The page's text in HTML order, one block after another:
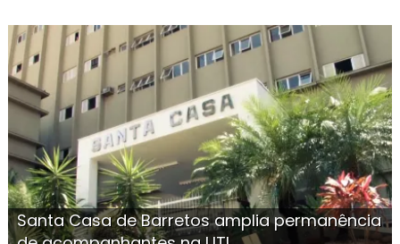
Santa Casa de Barretos amplia permanência